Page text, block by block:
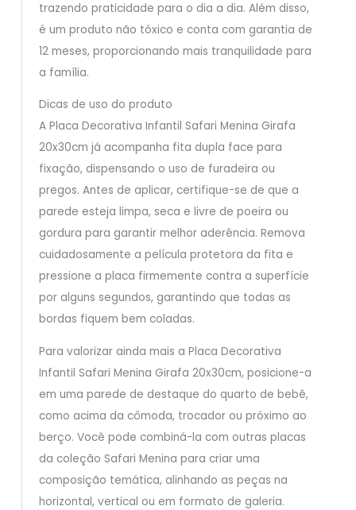
trazendo praticidade para o dia a dia. Além disso,
é um produto não tóxico e conta com garantia de
12 meses, proporcionando mais tranquilidade para
a família.
Dicas de uso do produto
A Placa Decorativa Infantil Safari Menina Girafa
20x30cm já acompanha fita dupla face para
fixação, dispensando o uso de furadeira ou
pregos. Antes de aplicar, certifique-se de que a
parede esteja limpa, seca e livre de poeira ou
gordura para garantir melhor aderência. Remova
cuidadosamente a película protetora da fita e
pressione a placa firmemente contra a superfície
por alguns segundos, garantindo que todas as
bordas fiquem bem coladas.
Para valorizar ainda mais a Placa Decorativa
Infantil Safari Menina Girafa 20x30cm, posicione-a
em uma parede de destaque do quarto de bebê,
como acima da cômoda, trocador ou próximo ao
berço. Você pode combiná-la com outras placas
da coleção Safari Menina para criar uma
composição temática, alinhando as peças na
horizontal, vertical ou em formato de galeria.